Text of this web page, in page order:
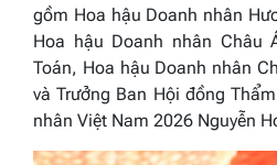
gồm Hoa hậu Doanh nhân
Hoa hậu Doanh nhân Châu
Toán, Hoa hậu Doanh nhân
và Trưởng Ban Hội đồng
nhân Việt Nam 2026 Nguyễn